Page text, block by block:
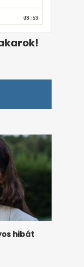
hibát